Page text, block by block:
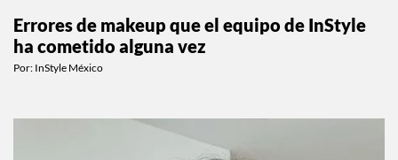
Errores de makeup que el equipo de InStyle
ha cometido alguna vez
Por: InStyle México